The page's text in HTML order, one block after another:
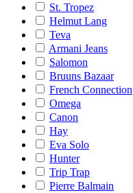
St. Tropez
Helmut Lang
Teva
Armani Jeans
Salomon
Bruuns Bazaar
French Connection
Omega
Canon
Hay
Eva Solo
Hunter
Trip Trap
Pierre Balmain